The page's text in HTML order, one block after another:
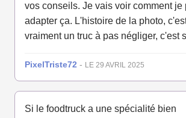
vos conseils. Je vais voir comment je
adapter ça. L'histoire de la photo,
vraiment un truc à pas négliger, c'est
PixelTriste72 - LE 29 AVRIL 2025
Si le foodtruck a une spécialité bien